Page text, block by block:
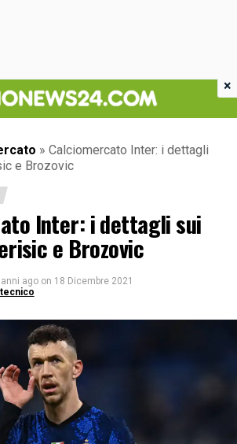
» Calciomercato Inter: i dettagli
e Brozovic
Inter: i dettagli sui
e Brozovic
anni ago on 18 Dicembre 2021
×